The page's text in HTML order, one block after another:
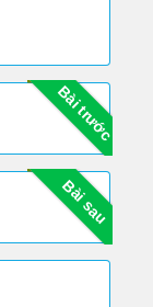
Bài trước
Bài sau